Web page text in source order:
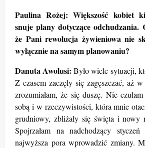
Paulina Rożej: Większość kobiet
snuje plany dotyczące odchudzania.
że Pani rewolucja żywieniowa nie
wyłącznie na samym planowaniu?
Danuta Awolusi: Było wiele sytuacji,
Z czasem zaczęły się zagęszczać, aż
zrozumiałam, że się duszę. Nie
sobą i w rzeczywistości, która mnie
grudniowy, zbliżały się święta i nowy
Spojrzałam na nadchodzący
najwyższa pora wprowadzić zmiany.